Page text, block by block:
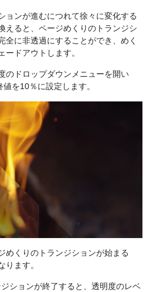
ョンが進むにつれて徐々に変化する
えると、ページめくりのトランジシ
全に非透過にすることができ、めく
ードアウトします。
のドロップダウンメニューを開い
を10％に設定します。
めくりのトランジションが始まる
ります。
ジションが終了すると、透明度のレベ